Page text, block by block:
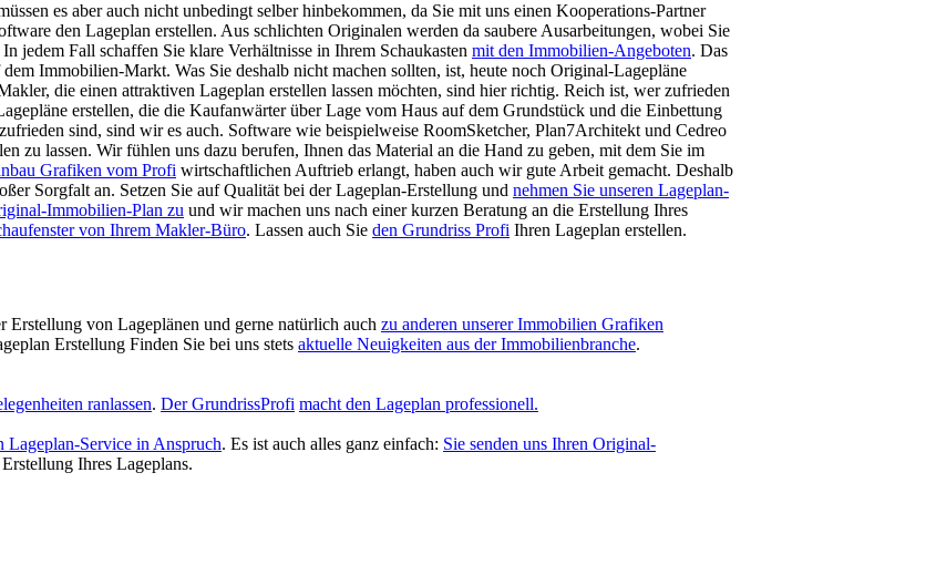
es aber auch nicht unbedingt selber hinbekommen, da Sie mit uns einen Kooperations-Partner
den Lageplan erstellen. Aus schlichten Originalen werden da saubere Ausarbeitungen, wobei Sie
jedem Fall schaffen Sie klare Verhältnisse in Ihrem Schaukasten mit den Immobilien-Angeboten. Das
Immobilien-Markt. Was Sie deshalb nicht machen sollten, ist, heute noch Original-Lagepläne
die einen attraktiven Lageplan erstellen lassen möchten, sind hier richtig. Reich ist, wer zufrieden
erstellen, die die Kaufanwärter über Lage vom Haus auf dem Grundstück und die Einbettung
sind, sind wir es auch. Software wie beispielweise RoomSketcher, Plan7Architekt und Cedreo
zu lassen. Wir fühlen uns dazu berufen, Ihnen das Material an die Hand zu geben, mit dem Sie im
Grafiken vom Profi wirtschaftlichen Auftrieb erlangt, haben auch wir gute Arbeit gemacht. Deshalb
Sorgfalt an. Setzen Sie auf Qualität bei der Lageplan-Erstellung und nehmen Sie unseren Lageplan-
Immobilien-Plan zu und wir machen uns nach einer kurzen Beratung an die Erstellung Ihres
von Ihrem Makler-Büro. Lassen auch Sie den Grundriss Profi Ihren Lageplan erstellen.
Erstellung von Lageplänen und gerne natürlich auch zu anderen unserer Immobilien Grafiken
Finden Sie bei uns stets aktuelle Neuigkeiten aus der Immobilienbranche.
ranlassen. Der GrundrissProfi macht den Lageplan professionell.
Lageplan-Service in Anspruch. Es ist auch alles ganz einfach: Sie senden uns Ihren Original-
Ihres Lageplans.